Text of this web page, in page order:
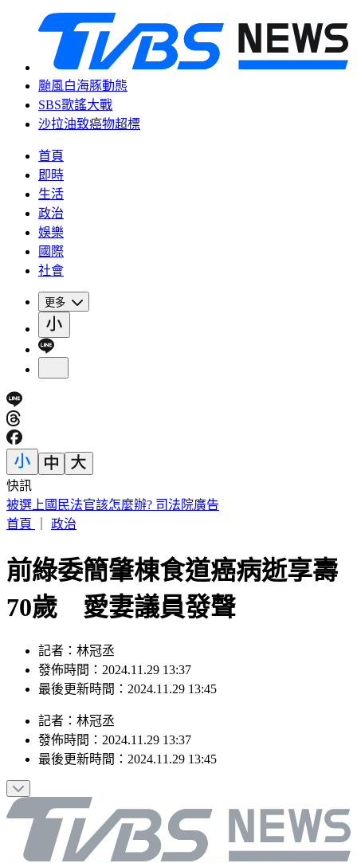
颱風白海豚動態
SBS歌謠大戰
沙拉油致癌物超標
首頁
即時
生活
政治
娛樂
國際
社會
更多
快訊
北市6旬老姊姊大街狂毆56歲弟 背後心酸原因曝
首頁
政治
前綠委簡肇棟食道癌病逝享壽
70歲 愛妻議員發聲
記者：林冠丞
發佈時間：2024.11.29 13:37
最後更新時間：2024.11.29 13:45
記者 ： 林冠丞
發佈時間： 2024.11.29 13:37
最後更新時間： 2024.11.29 13:45